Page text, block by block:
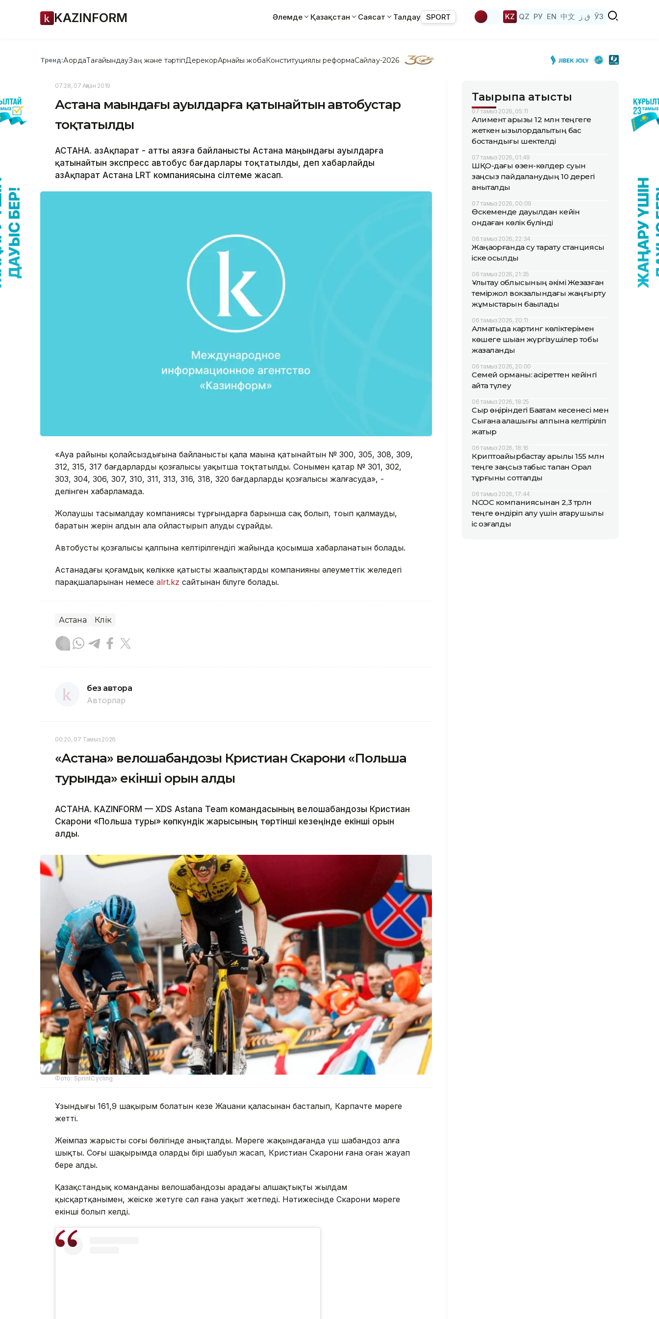
KAZINFORM Әлемде Қазақстан Саясат Талдау SPORT KZ QZ РУ EN 中文 ق ز ЎЗ
Тренд:АқордаТағайындауЗаң және тәртіпДерекқорАрнайы жобаКонституциялық реформаСайлау-2026
07:28, 07 Ақпан 2019
Астана маңындағы ауылдарға қатынайтын автобустар
тоқтатылды
АСТАНА. ҚазАқпарат - Қатты аязға байланысты Астана маңындағы ауылдарға
қатынайтын экспресс автобус бағдарлары тоқтатылды, деп хабарлайды
ҚазАқпарат Астана LRT компаниясына сілтеме жасап.
«Ауа райының қолайсыздығына байланысты қала маңына қатынайтын № 300, 305, 308, 309,
312, 315, 317 бағдарлардың қозғалысы уақытша тоқтатылды. Сонымен қатар № 301, 302,
303, 304, 306, 307, 310, 311, 313, 316, 318, 320 бағдарлардың қозғалысы жалғасуда», -
делінген хабарламада.
Жолаушы тасымалдау компаниясы тұрғындарға барынша сақ болып, тоңып қалмауды,
баратын жерін алдын ала ойластырып алуды сұрайды.
Автобустың қозғалысы қалпына келтірілгендігі жайында қосымша хабарланатын болады.
Астанадағы қоғамдық көлікке қатысты жаңалықтарды компанияның әлеуметтік желедегі
парақшаларынан немесе alrt.kz сайтынан білуге болады.
Астана Көлік
без автора
Авторлар
00:20, 07 Тамыз 2026
«Астана» велошабандозы Кристиан Скарони «Польша
турында» екінші орын алды
АСТАНА. KAZINFORM — XDS Astana Team командасының велошабандозы Кристиан
Скарони «Польша туры» көпкүндік жарысының төртінші кезеңінде екінші орын
алды.
Фото: SprintCycling
Ұзындығы 161,9 шақырым болатын кезең Жаuани қаласынан басталып, Карпачте мәреге
жетті.
Жеңімпаз жарыстың соңғы бөлігінде анықталды. Мәреге жақындағанда үш шабандоз алға
шықты. Соңғы шақырымда олардың бірі шабуыл жасап, Кристиан Скарони ғана оған жауап
бере алды.
Қазақстандық команданың велошабандозы арадағы алшақтықты жылдам
қысқартқанымен, жеңіске жетуге сәл ғана уақыт жетпеді. Нәтижесінде Скарони мәреге
екінші болып келді.
Тақырыпқа қатысты
07 тамыз 2026, 05:11
Алимент қарызы 12 млн теңгеге
жеткен қызылордалықтың бас
бостандығы шектелді
07 тамыз 2026, 01:49
ШҚО-дағы өзен-көлдер суын
заңсыз пайдаланудың 10 дерегі
анықталды
07 тамыз 2026, 00:09
Өскеменде дауылдан кейін
ондаған көлік бүлінді
06 тамыз 2026, 22:34
Жаңақорғанда су тарату станциясы
іске қосылды
06 тамыз 2026, 21:35
Ұлытау облысының әкімі Жезқазған
теміржол вокзалындағы жаңғырту
жұмыстарын бақылады
06 тамыз 2026, 20:11
Алматыда картинг көліктерімен
көшеге шыққан жүргізушілер тобы
жазаланды
06 тамыз 2026, 20:00
Семей орманы: қасіреттен кейінгі
қайта түлеу
06 тамыз 2026, 18:25
Сыр өңіріндегі Бақатам кесенесі мен
Сығанақ қалашығы қалпына келтіріліп
жатыр
06 тамыз 2026, 18:16
Криптоайырбастау арқылы 155 млн
теңге заңсыз табыс тапқан Орал
тұрғыны сотталды
06 тамыз 2026, 17:44
NCOC компаниясынан 2,3 трлн
теңге өндіріп алу үшін атқарушылық
іс қозғалды